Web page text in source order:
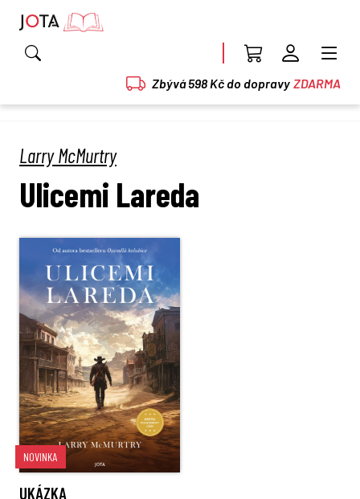
Zbývá 598 Kč do dopravy ZDARMA
NOVINKA
Larry McMurtry
Ulicemi Lareda
UKÁZKA